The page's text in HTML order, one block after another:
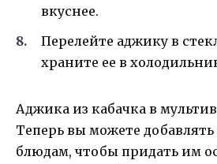
вкуснее.
Перелейте аджику в
храните ее в
Аджика из кабачка в
Теперь вы можете
блюдам, чтобы придать им